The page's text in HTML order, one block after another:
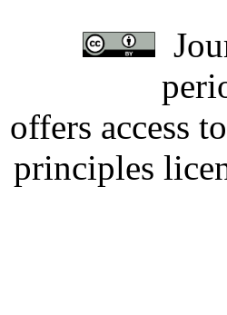
offers access
principles